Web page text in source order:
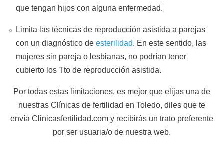
que tengan hijos con alguna enfermedad.
Limita las técnicas de reproducción asistida a parejas
con un diagnóstico de esterilidad. En este sentido, las
mujeres sin pareja o lesbianas, no podrían tener
cubierto los Tto de reproducción asistida.
Por todas estas limitaciones, es mejor que elijas una de
nuestras Clínicas de fertilidad en Toledo, diles que te
envía Clinicasfertilidad.com y recibirás un trato preferente
por ser usuaria/o de nuestra web.